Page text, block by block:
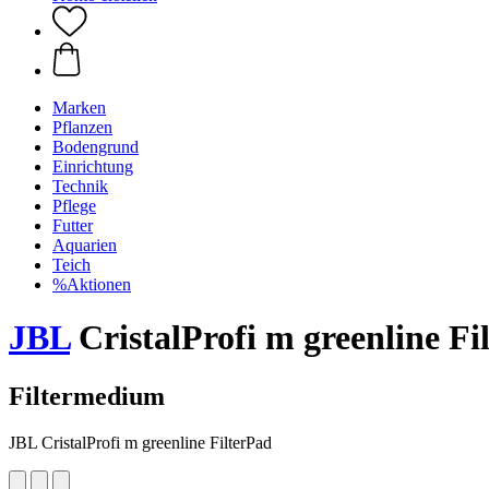
Marken
Pflanzen
Bodengrund
Einrichtung
Technik
Pflege
Futter
Aquarien
Teich
%Aktionen
JBLCristalProfi m greenline
Filtermedium
JBL CristalProfi m greenline FilterPad